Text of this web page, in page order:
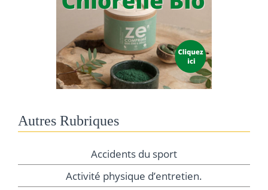
Autres Rubriques
Accidents du sport
Activité physique d’entretien.